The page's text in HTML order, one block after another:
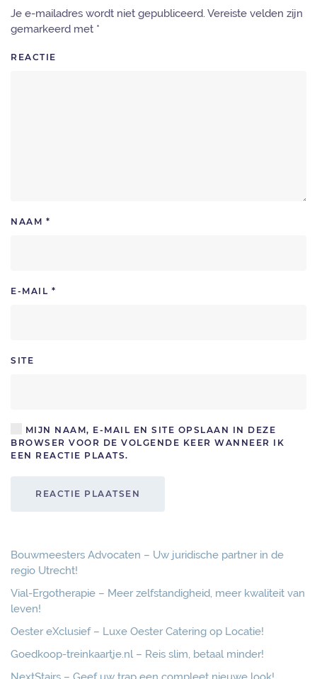
Je e-mailadres wordt niet gepubliceerd. Vereiste velden zijn
gemarkeerd met *
REACTIE
NAAM *
E-MAIL *
SITE
MIJN NAAM, E-MAIL EN SITE OPSLAAN IN DEZE
BROWSER VOOR DE VOLGENDE KEER WANNEER IK
EEN REACTIE PLAATS.
REACTIE PLAATSEN
Bouwmeesters Advocaten – Uw juridische partner in de
regio Utrecht!
Vial-Ergotherapie – Meer zelfstandigheid, meer kwaliteit van
leven!
Oester eXclusief – Luxe Oester Catering op Locatie!
Goedkoop-treinkaartje.nl – Reis slim, betaal minder!